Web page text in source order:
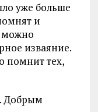
уже больше
и
можно
изваяние.
помнит тех,
Добрым